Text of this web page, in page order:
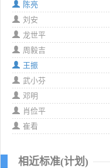
陈亮
刘安
龙世平
周毅吉
王振
武小芬
邓明
肖俭平
崔看
相近标准(计划)